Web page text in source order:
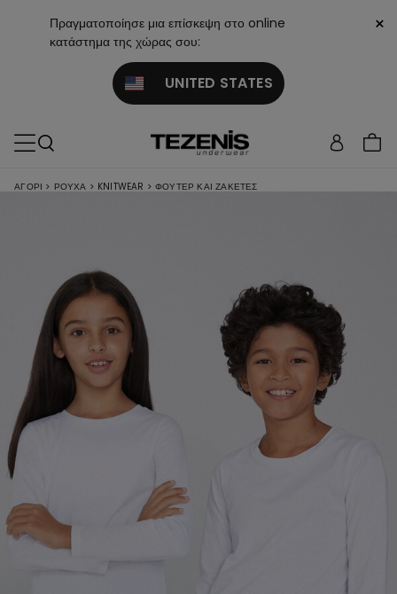
Πραγματοποίησε μια επίσκεψη στο online
κατάστημα της χώρας σου:
UNITED STATES
×
ΑΓΌΡΙ > ΡΟΎΧΑ > KNITWEAR > ΦΟΎΤΕΡ ΚΑΙ ΖΑΚΈΤΕΣ